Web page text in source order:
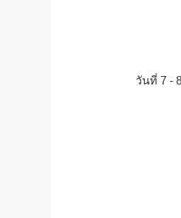
วันที่ 7 -